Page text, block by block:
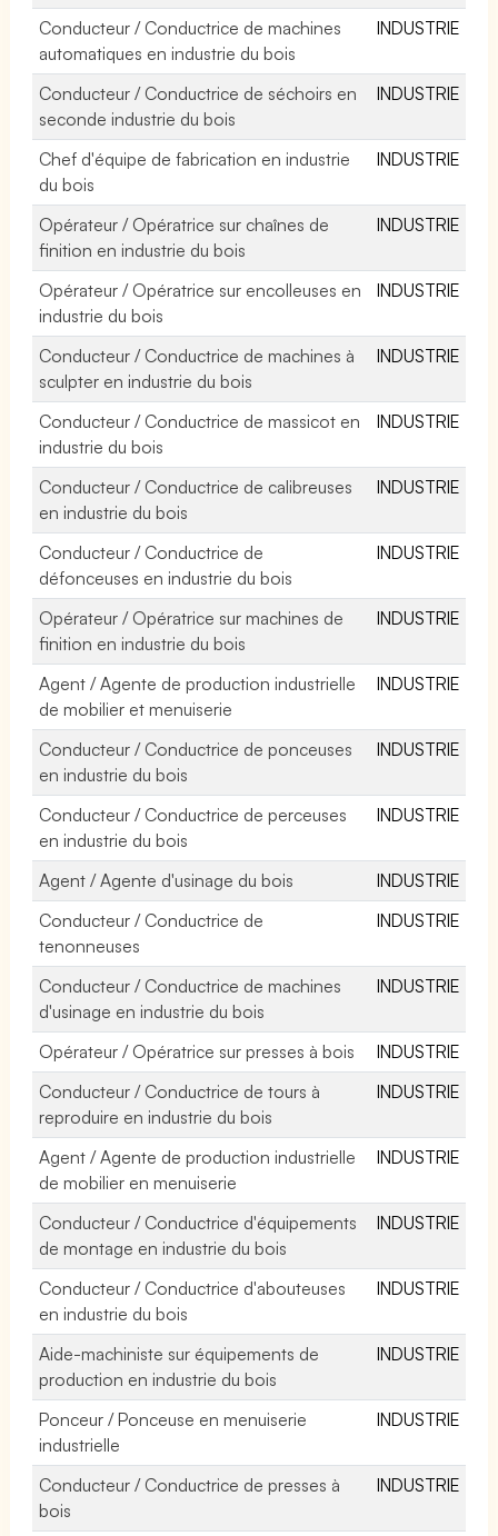
Conducteur / Conductrice de machines
automatiques en industrie du bois
INDUSTRIE
Conducteur / Conductrice de séchoirs en
seconde industrie du bois
INDUSTRIE
Chef d'équipe de fabrication en industrie
du bois
INDUSTRIE
Opérateur / Opératrice sur chaînes de
finition en industrie du bois
INDUSTRIE
Opérateur / Opératrice sur encolleuses en
industrie du bois
INDUSTRIE
Conducteur / Conductrice de machines à
sculpter en industrie du bois
INDUSTRIE
Conducteur / Conductrice de massicot en
industrie du bois
INDUSTRIE
Conducteur / Conductrice de calibreuses
en industrie du bois
INDUSTRIE
Conducteur / Conductrice de
défonceuses en industrie du bois
INDUSTRIE
Opérateur / Opératrice sur machines de
finition en industrie du bois
INDUSTRIE
Agent / Agente de production industrielle
de mobilier et menuiserie
INDUSTRIE
Conducteur / Conductrice de ponceuses
en industrie du bois
INDUSTRIE
Conducteur / Conductrice de perceuses
en industrie du bois
INDUSTRIE
Agent / Agente d'usinage du bois
INDUSTRIE
Conducteur / Conductrice de
tenonneuses
INDUSTRIE
Conducteur / Conductrice de machines
d'usinage en industrie du bois
INDUSTRIE
Opérateur / Opératrice sur presses à bois
INDUSTRIE
Conducteur / Conductrice de tours à
reproduire en industrie du bois
INDUSTRIE
Agent / Agente de production industrielle
de mobilier en menuiserie
INDUSTRIE
Conducteur / Conductrice d'équipements
de montage en industrie du bois
INDUSTRIE
Conducteur / Conductrice d'abouteuses
en industrie du bois
INDUSTRIE
Aide-machiniste sur équipements de
production en industrie du bois
INDUSTRIE
Ponceur / Ponceuse en menuiserie
industrielle
INDUSTRIE
Conducteur / Conductrice de presses à
bois
INDUSTRIE